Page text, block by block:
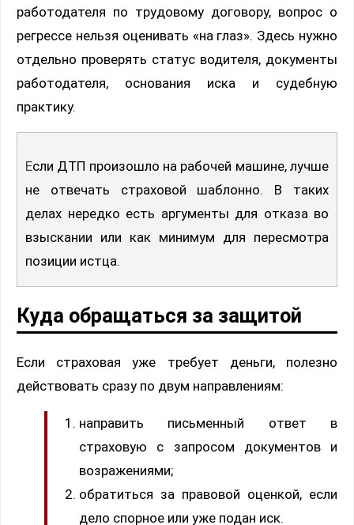
работодателя по трудовому договору, вопрос о
регрессе нельзя оценивать «на глаз». Здесь нужно
отдельно проверять статус водителя, документы
работодателя, основания иска и судебную
практику.
Если ДТП произошло на рабочей машине, лучше
не отвечать страховой шаблонно. В таких
делах нередко есть аргументы для отказа во
взыскании или как минимум для пересмотра
позиции истца.
Куда обращаться за защитой
Если страховая уже требует деньги, полезно
действовать сразу по двум направлениям:
направить письменный ответ в
страховую с запросом документов и
возражениями;
обратиться за правовой оценкой, если
дело спорное или уже подан иск.